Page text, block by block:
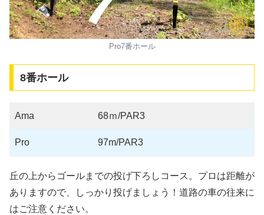
Pro7番ホール
8番ホール
Ama 68ｍ/PAR3
Pro 97m/PAR3
丘の上からゴールまでの投げ下ろしコース。プロは距離が
ありますので、しっかり投げましょう！道路の車の往来に
はご注意ください。